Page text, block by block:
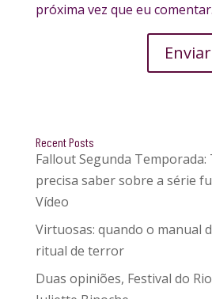
próxima vez que eu comentar.
Recent Posts
Fallout Segunda Temporada:
precisa saber sobre a série
Vídeo
Virtuosas: quando o manual
ritual de terror
Duas opiniões, Festival do